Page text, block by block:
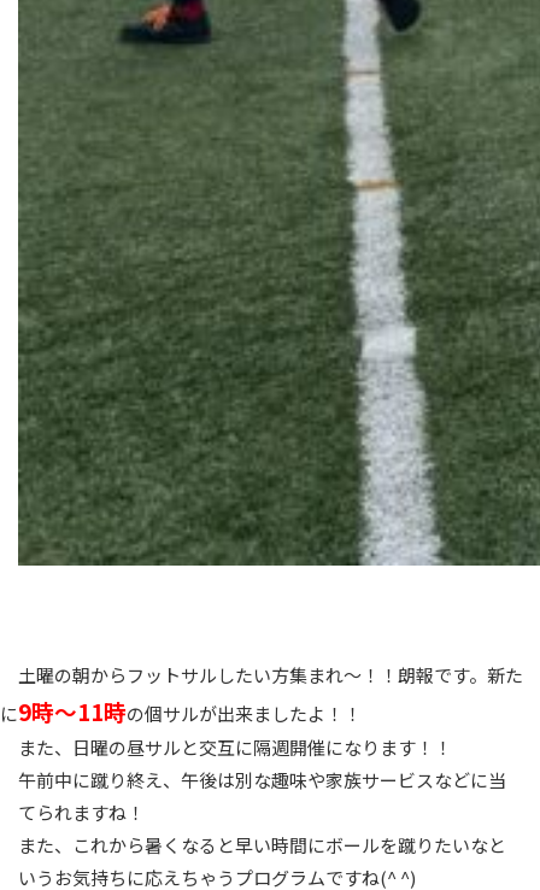
土曜の朝からフットサルしたい方集まれ〜！！朗報です。新た
に9時〜11時の個サルが出来ましたよ！！
また、日曜の昼サルと交互に隔週開催になります！！
午前中に蹴り終え、午後は別な趣味や家族サービスなどに当
てられますね！
また、これから暑くなると早い時間にボールを蹴りたいなと
いうお気持ちに応えちゃうプログラムですね(^ ^)